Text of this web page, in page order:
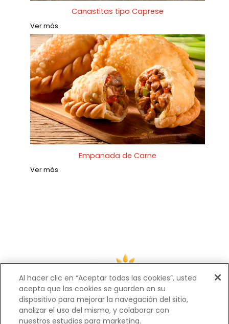
Canastitas tipo Caprese
Ver más
Empanada de Carne
Ver más
Al hacer clic en “Aceptar todas las cookies”, usted
acepta que las cookies se guarden en su
dispositivo para mejorar la navegación del sitio,
analizar el uso del mismo, y colaborar con
nuestros estudios para marketing.